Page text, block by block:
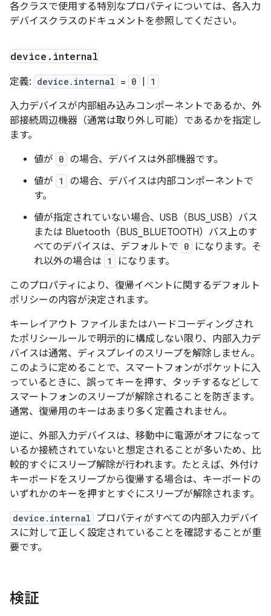
各クラスで使用する特別なプロパティについては、各入力
デバイスクラスのドキュメントを参照してください。
device . internal
定義: device.internal = 0 1
入力デバイスが内部組み込みコンポーネントであるか、外
部接続周辺機器（通常は取り外し可能）であるかを指定し
ます。
値が 0 の場合、デバイスは外部機器です。
値が 1
の場合、デバイスは内部コンポーネントで
す。
値が指定されていない場合、USB（BUS_USB）バス
または Bluetooth（BUS_BLUETOOTH）バス上のす
べてのデバイスは、デフォルトで 0
になります。そ
れ以外の場合は 1
になります。
このプロパティにより、復帰イベントに関するデフォルト
ポリシーの内容が決定されます。
キーレイアウト ファイルまたはハードコーディングされ
たポリシールールで明示的に構成しない限り、内部入力デ
バイスは通常、ディスプレイのスリープを解除しません。
このように定めることで、スマートフォンがポケットに入
っているときに、誤ってキーを押す、タッチするなどして
スマートフォンのスリープが解除されることを防ぎます。
通常、復帰用のキーはあまり多く定義されません。
逆に、外部入力デバイスは、移動中に電源がオフになって
いるか接続されていないと想定されることが多いため、比
較的すぐにスリープ解除が行われます。たとえば、外付け
キーボードをスリープから復帰する場合は、キーボードの
いずれかのキーを押すとすぐにスリープが解除されます。
device.internal
プロパティがすべての内部入力デバイ
スに対して正しく設定されていることを確認することが重
要です。
検証